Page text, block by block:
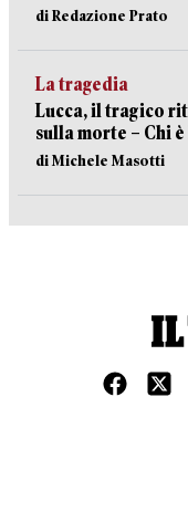
di Redazione Prato
La tragedia
Lucca, il tragico
sulla morte – Chi
di Michele Masotti